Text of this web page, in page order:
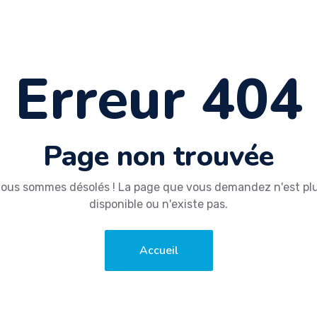
Erreur 404
Page non trouvée
sommes désolés ! La page que vous demandez n'est
disponible ou n'existe pas.
Accueil